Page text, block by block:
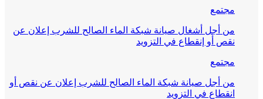
مجتمع
من أجل أشغال صيانة شبكة الماء الصالح للشرب إعلان عن
نقص أو إنقطاع في التزويد
مجتمع
من أجل صيانة شبكة الماء الصالح للشرب إعلان عن نقص أو
انقطاع في التزويد